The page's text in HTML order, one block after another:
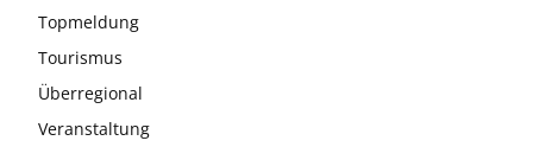
Topmeldung
Tourismus
Überregional
Veranstaltung